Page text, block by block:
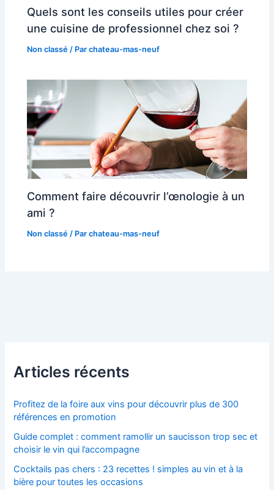
Quels sont les conseils utiles pour créer
une cuisine de professionnel chez soi ?
Non classé / Parchateau-mas-neuf
Comment faire découvrir l’œnologie à un
ami ?
Non classé / Parchateau-mas-neuf
Articles récents
Profitez de la foire aux vins pour découvrir plus de 300
références en promotion
Guide complet : comment ramollir un saucisson trop sec et
choisir le vin qui l’accompagne
Cocktails pas chers : 23 recettes ! simples au vin et à la
bière pour toutes les occasions